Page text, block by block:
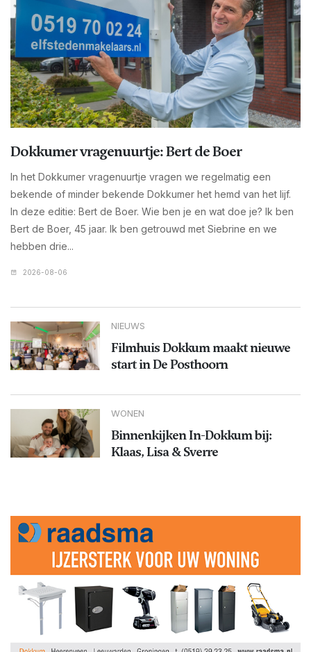
Dokkumer vragenuurtje: Bert de Boer
In het Dokkumer vragenuurtje vragen we regelmatig een
bekende of minder bekende Dokkumer het hemd van het lijf.
In deze editie: Bert de Boer. Wie ben je en wat doe je? Ik ben
Bert de Boer, 45 jaar. Ik ben getrouwd met Siebrine en we
hebben drie...
2026-08-06
NIEUWS
Filmhuis Dokkum maakt nieuwe
start in De Posthoorn
WONEN
Binnenkijken In-Dokkum bij:
Klaas, Lisa & Sverre